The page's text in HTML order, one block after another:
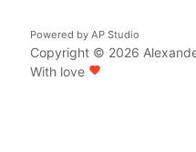
Powered by AP Studio
Copyright © 2026
With love favorite